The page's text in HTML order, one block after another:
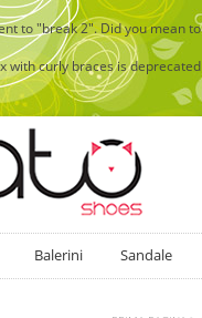
to "break 2". Did you mean
with curly braces is
Balerini Sandale